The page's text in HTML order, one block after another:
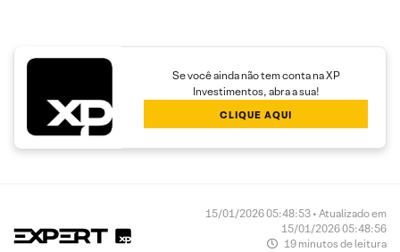
Se você ainda não tem conta na XP
Investimentos, abra a sua!
CLIQUE AQUI
15/01/2026 05:48:53 • Atualizado em
15/01/2026 05:48:56
19 minutos de leitura